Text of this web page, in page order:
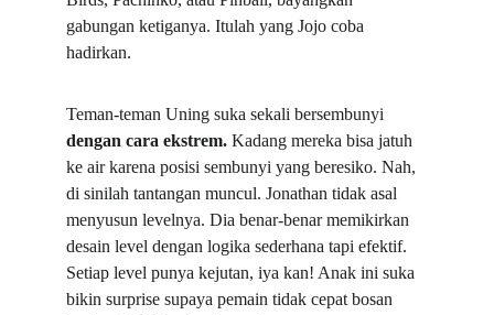
gabungan ketiganya. Itulah yang Jojo coba
hadirkan.
Teman-teman Uning suka sekali bersembunyi
dengan cara ekstrem. Kadang mereka bisa jatuh
ke air karena posisi sembunyi yang beresiko. Nah,
di sinilah tantangan muncul. Jonathan tidak asal
menyusun levelnya. Dia benar-benar memikirkan
desain level dengan logika sederhana tapi efektif.
Setiap level punya kejutan, iya kan! Anak ini suka
bikin surprise supaya pemain tidak cepat bosan